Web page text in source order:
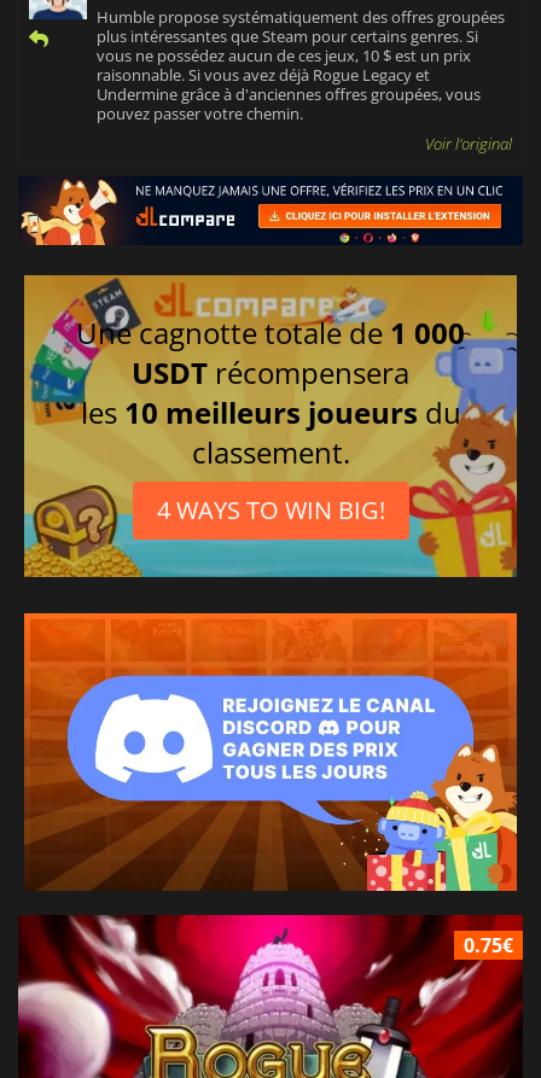
Humble propose systématiquement des offres groupées
plus intéressantes que Steam pour certains genres. Si
vous ne possédez aucun de ces jeux, 10 $ est un prix
raisonnable. Si vous avez déjà Rogue Legacy et
Undermine grâce à d'anciennes offres groupées, vous
pouvez passer votre chemin.
Voir l'original
Une cagnotte totale de 1 000
USDT récompensera
les 10 meilleurs joueurs du
classement.
4 WAYS TO WIN BIG!
0.75€